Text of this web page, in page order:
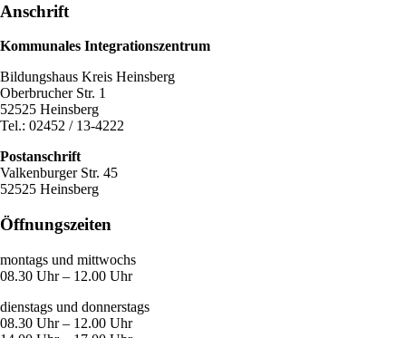
Anschrift
Kommunales Integrationszentrum
Bildungshaus Kreis Heinsberg
Oberbrucher Str. 1
52525 Heinsberg
Tel.: 02452 / 13-4222
Postanschrift
Valkenburger Str. 45
52525 Heinsberg
Öffnungszeiten
montags und mittwochs
08.30 Uhr – 12.00 Uhr
dienstags und donnerstags
08.30 Uhr – 12.00 Uhr